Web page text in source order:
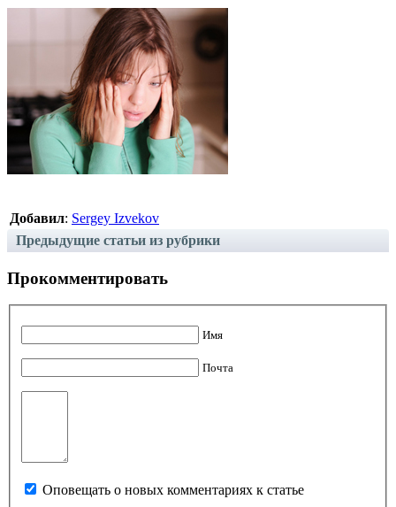
Добавил: Sergey Izvekov
Предыдущие статьи из рубрики
Прокомментировать
Имя
Почта
Оповещать о новых комментариях к статье